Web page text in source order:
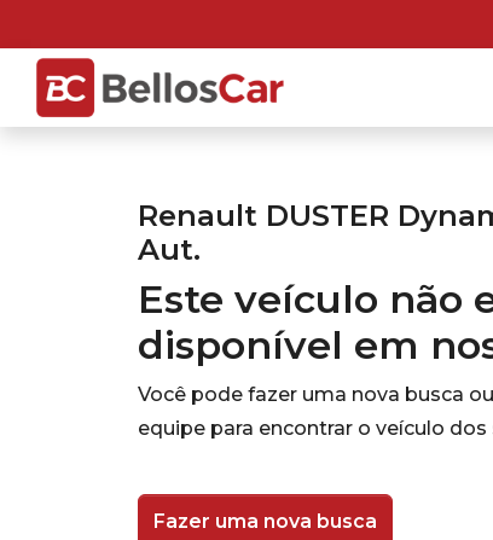
Renault DUSTER
Aut.
Este veículo não
disponível em
Você pode fazer uma nova busca
equipe para encontrar o veículo dos
Fazer uma nova busca